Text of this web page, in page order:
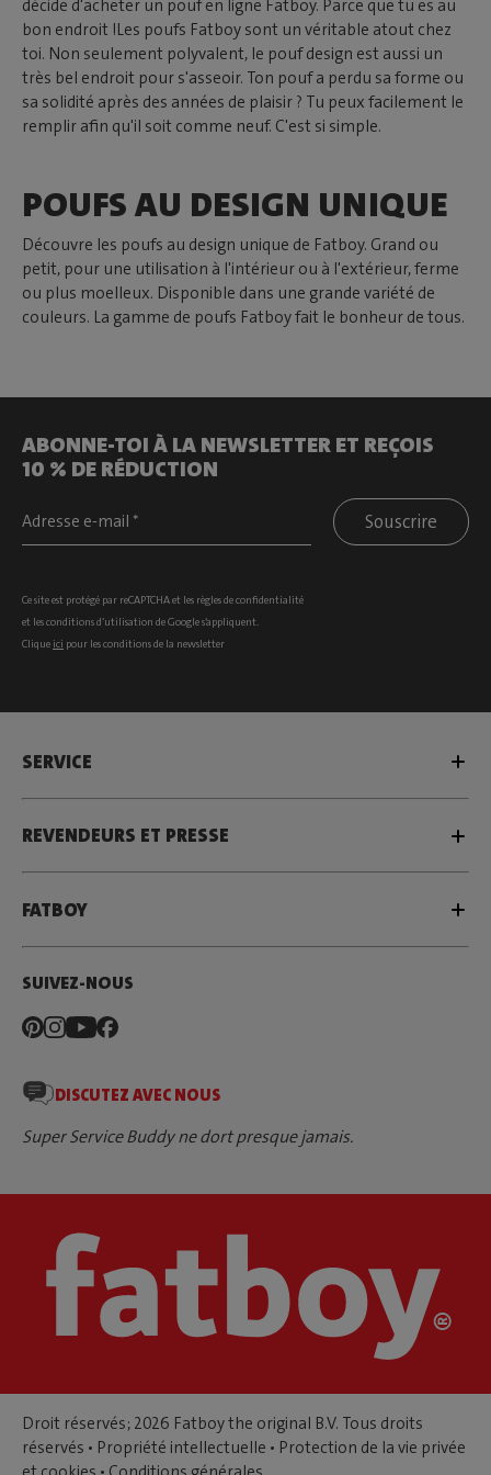
décide d'acheter un pouf en ligne Fatboy. Parce que tu es au
bon endroit !Les poufs Fatboy sont un véritable atout chez
toi. Non seulement polyvalent, le pouf design est aussi un
très bel endroit pour s'asseoir. Ton pouf a perdu sa forme ou
sa solidité après des années de plaisir ? Tu peux facilement le
remplir afin qu'il soit comme neuf. C'est si simple.
POUFS AU DESIGN UNIQUE
Découvre les poufs au design unique de Fatboy. Grand ou
petit, pour une utilisation à l'intérieur ou à l'extérieur, ferme
ou plus moelleux. Disponible dans une grande variété de
couleurs. La gamme de poufs Fatboy fait le bonheur de tous.
ABONNE-TOI À LA NEWSLETTER ET REÇOIS
10 % DE RÉDUCTION
Souscrire
Ce site est protégé par reCAPTCHA et les règles de confidentialité
et lesconditions d’utilisation de Google s’appliquent.
Clique ici pour les conditions de la newsletter
SERVICE
REVENDEURS ET PRESSE
FATBOY
SUIVEZ-NOUS
DISCUTEZ AVEC NOUS
Super Service Buddy ne dort presque jamais.
Droit réservés; 2026 Fatboy the original B.V. Tous droits
réservés • Propriété intellectuelle • Protection de la vie privée